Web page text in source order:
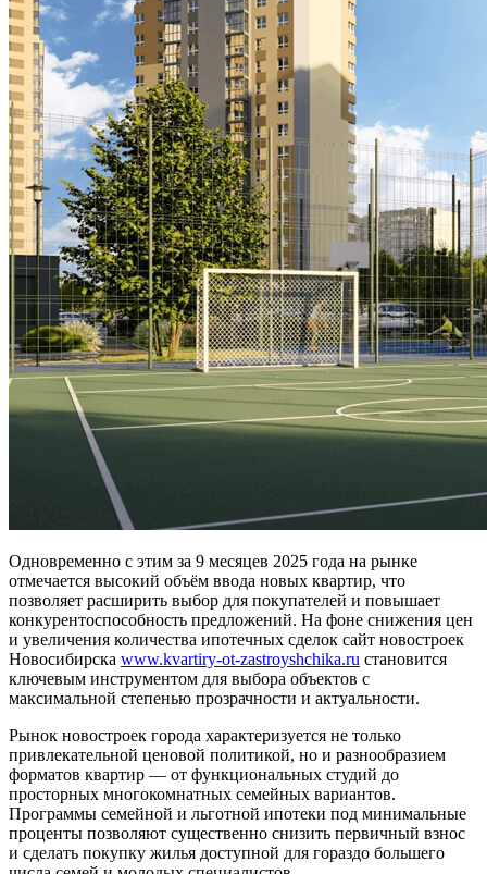
Одновременно с этим за 9 месяцев 2025 года на рынке
отмечается высокий объём ввода новых квартир, что
позволяет расширить выбор для покупателей и повышает
конкурентоспособность предложений. На фоне снижения цен
и увеличения количества ипотечных сделок сайт новостроек
Новосибирска www.kvartiry-ot-zastroyshchika.ru становится
ключевым инструментом для выбора объектов с
максимальной степенью прозрачности и актуальности.
Рынок новостроек города характеризуется не только
привлекательной ценовой политикой, но и разнообразием
форматов квартир — от функциональных студий до
просторных многокомнатных семейных вариантов.
Программы семейной и льготной ипотеки под минимальные
проценты позволяют существенно снизить первичный взнос
и сделать покупку жилья доступной для гораздо большего